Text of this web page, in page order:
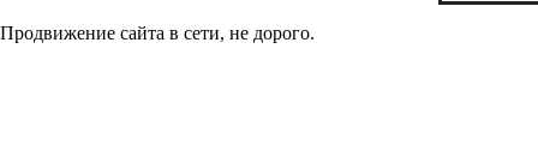
Продвижение сайта в сети, не дорого.